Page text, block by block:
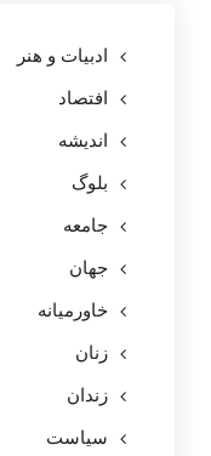
ادبیات و هنر
افتصاد
اندیشه
بلوگ
جامعه
جهان
خاورمیانه
زنان
زندان
سیاست